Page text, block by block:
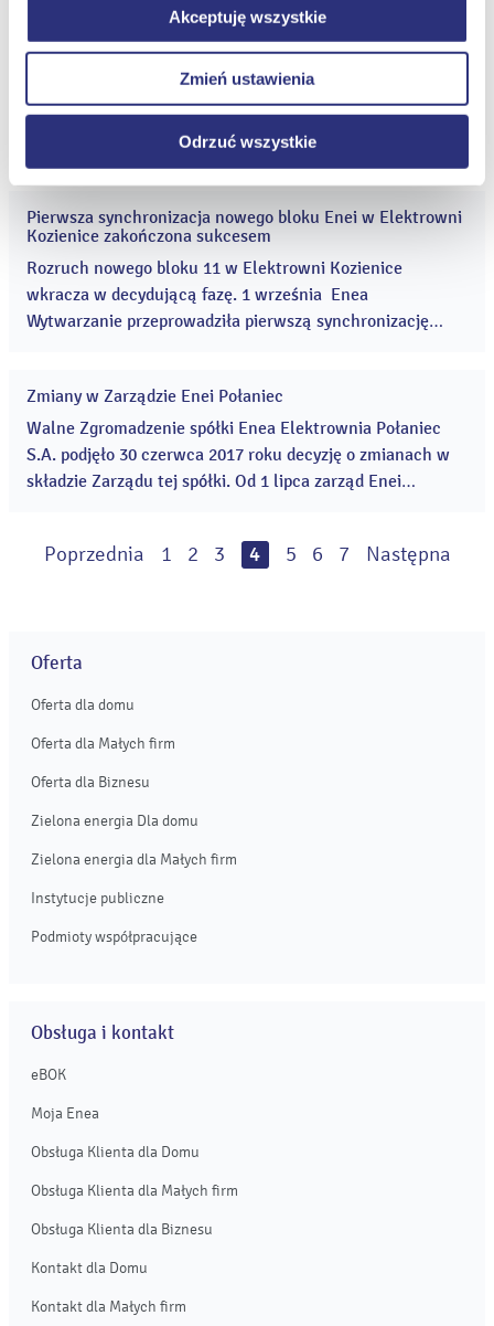
dotyczy jednak plików cookie niezbędnych do
prawidłowego wyświetlania i działania naszych stron
Akceptuję wszystkie
Zmień ustawienia
Odrzuć wszystkie
Jeździeckim „SKARB” Kozienice oraz Klubem Tenisa
Stołowego Kozienice. ...
19
Nowy blok energetyczny Grupy Enea o mocy 1 075 MW
oddany do eksploatacji
Grupa Enea otwiera nowy rozdział w historii polskiej
energetyki, oddając do eksploatacji ważną dla krajowego
systemu elektroenergetycznego inwestycję – blok
energetyczny na parametry nadkrytyczne o mocy 1 075
02
Pierwsza synchronizacja nowego bloku Enei w Elektrowni
Kozienice zakończona sukcesem
Rozruch nowego bloku 11 w Elektrowni Kozienice
wkracza w decydującą fazę. 1 września Enea
Wytwarzanie przeprowadziła pierwszą synchronizację
cze
2017
Zmiany w Zarządzie Enei Połaniec
Walne Zgromadzenie spółki Enea Elektrownia Połaniec
S.A. podjęło 30 czerwca 2017 roku decyzję o zmianach w
składzie Zarządu tej spółki. Od 1 lipca zarząd Enei
– Marek Ryński oraz wiceprezes zarządu ds. finansowych –
Poprzednia 1 2 3 4 5 6 7 Następna
Oferta
Oferta dla domu
Oferta dla Małych firm
Oferta dla Biznesu
Zielona energia Dla domu
Zielona energia dla Małych firm
Instytucje publiczne
Podmioty współpracujące
Obsługa i kontakt
eBOK
Moja Enea
Obsługa Klienta dla Domu
Obsługa Klienta dla Małych firm
Obsługa Klienta dla Biznesu
Kontakt dla Domu
Kontakt dla Małych firm